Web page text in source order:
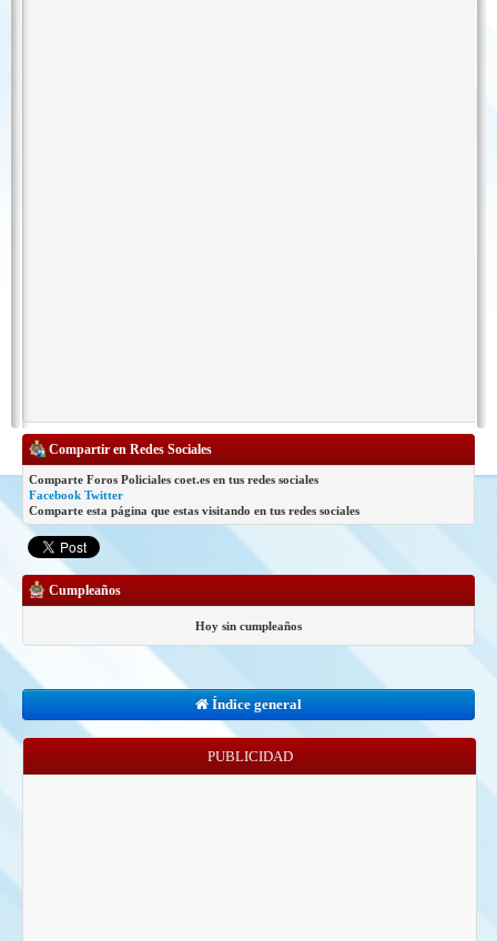
Compartir en Redes Sociales
Comparte Foros Policiales coet.es en tus redes sociales
Facebook Twitter
Comparte esta página que estas visitando en tus redes sociales
Cumpleaños
Hoy sin cumpleaños
Índice general
PUBLICIDAD